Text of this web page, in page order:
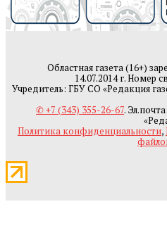
Областная газета (16+)
14.07.2014 г. Номер
Учредитель: ГБУ СО «Редакция
✆ +7 (343) 355-26-67. Эл.почта:
Политика конфиденциальности,